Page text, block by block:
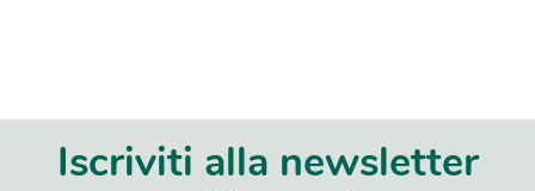
Iscriviti alla newsletter